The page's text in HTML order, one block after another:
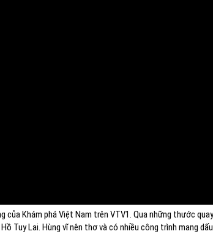
Khám phá Việt Nam trên VTV1. Qua những thước
Tuy Lai. Hùng vĩ nên thơ và có nhiều công trình mang